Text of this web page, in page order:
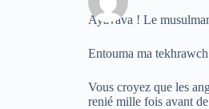
Ayavava ! Le
Entouma ma
Vous croyez que les
renié mille fois avant de